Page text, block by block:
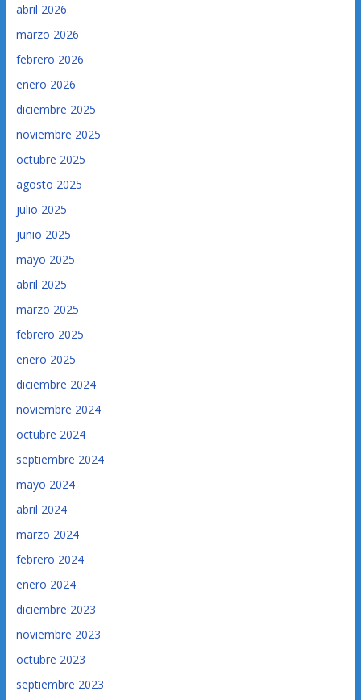
abril 2026
marzo 2026
febrero 2026
enero 2026
diciembre 2025
noviembre 2025
octubre 2025
agosto 2025
julio 2025
junio 2025
mayo 2025
abril 2025
marzo 2025
febrero 2025
enero 2025
diciembre 2024
noviembre 2024
octubre 2024
septiembre 2024
mayo 2024
abril 2024
marzo 2024
febrero 2024
enero 2024
diciembre 2023
noviembre 2023
octubre 2023
septiembre 2023